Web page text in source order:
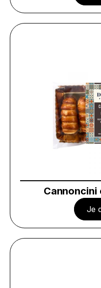
Je